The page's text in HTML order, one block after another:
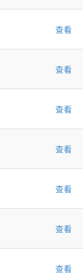
查看
查看
查看
查看
查看
查看
查看